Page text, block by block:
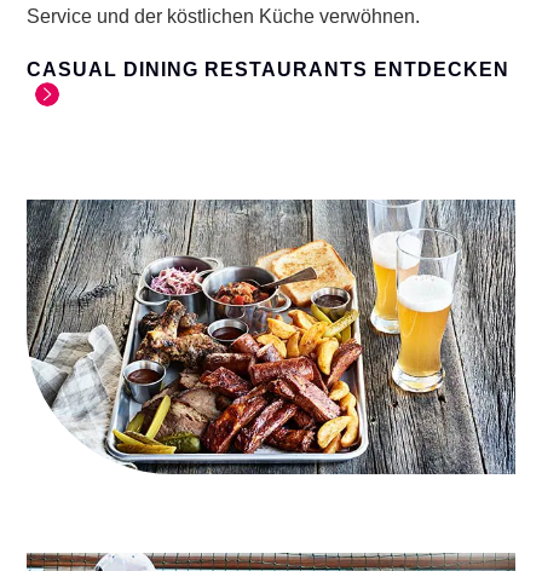
Service und der köstlichen Küche verwöhnen.
CASUAL DINING RESTAURANTS ENTDECKEN